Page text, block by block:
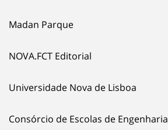
Madan Parque
NOVA.FCT Editorial
Universidade Nova de Lisboa
Consórcio de Escolas de Engenharia